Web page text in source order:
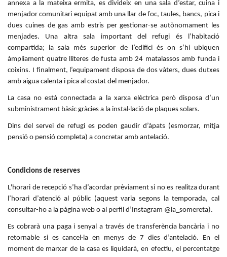
annexa a la mateixa ermita, es divideix en una sala d’estar, cuina i
menjador comunitari equipat amb una llar de foc, taules, bancs, pica i
dues cuines de gas amb estris per gestionar-se autònomament les
menjades. Una altra sala important del refugi és l’habitació
compartida; la sala més superior de l’edifici és on s’hi ubiquen
àmpliament quatre lliteres de fusta amb 24 matalassos amb funda i
coixins. I finalment, l’equipament disposa de dos vàters, dues dutxes
amb aigua calenta i pica al costat del menjador.
La casa no està connectada a la xarxa elèctrica però disposa d’un
subministrament bàsic gràcies a la instal·lació de plaques solars.
Dins del servei de refugi es poden gaudir d’àpats (esmorzar, mitja
pensió o pensió completa) a concretar amb antelació.
Condicions de reserves
L'horari de recepció s’ha d’acordar prèviament si no es realitza durant
l’horari d’atenció al públic (aquest varia segons la temporada, cal
consultar-ho a la pàgina web o al perfil d’Instagram @la_somereta).
Es cobrarà una paga i senyal a través de transferència bancària i no
retornable si es cancel·la en menys de 7 dies d’antelació. En el
moment de marxar de la casa es liquidarà, en efectiu, el percentatge